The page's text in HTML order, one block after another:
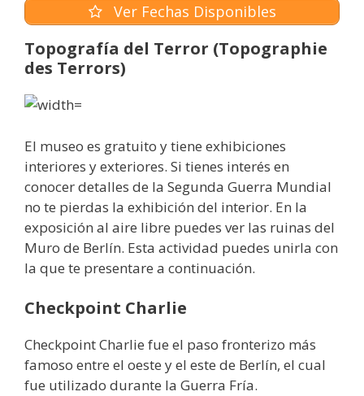
Ver Fechas Disponibles
Topografía del Terror (Topographie
des Terrors)
El museo es gratuito y tiene exhibiciones
interiores y exteriores. Si tienes interés en
conocer detalles de la Segunda Guerra Mundial
no te pierdas la exhibición del interior. En la
exposición al aire libre puedes ver las ruinas del
Muro de Berlín. Esta actividad puedes unirla con
la que te presentare a continuación.
Checkpoint Charlie
Checkpoint Charlie fue el paso fronterizo más
famoso entre el oeste y el este de Berlín, el cual
fue utilizado durante la Guerra Fría.